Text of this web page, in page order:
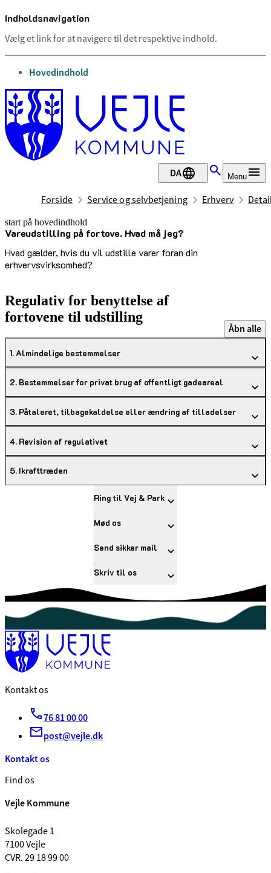
Indholdsnavigation
Vælg et link for at navigere til det respektive indhold.
gå til
Hovedindhold
DA Menu
Forside Service og selvbetjening Erhverv
start på hovedindhold
Vareudstilling på fortove. Hvad må jeg?
Hvad gælder, hvis du vil udstille varer foran din
erhvervsvirksomhed?
senest opdateret 12. februar 2025
Regulativ for benyttelse af
fortovene til udstilling
Åbn alle
1. Almindelige bestemmelser
2. Bestemmelser for privat brug af offentligt gadeareal
3. Påtaleret, tilbagekaldelse eller ændring af tilladelser
4. Revision af regulativet
5. Ikrafttræden
Ring til Vej & Park
Mød os
Send sikker mail
Skriv til os
Kontakt os
76 81 00 00
post@vejle.dk
Kontakt os
Find os
Vejle Kommune
Skolegade 1
7100 Vejle
CVR. 29 18 99 00